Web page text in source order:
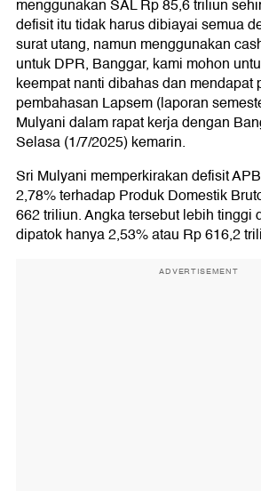
menggunakan SAL Rp 85,6 triliun
defisit itu tidak harus dibiayai semua
surat utang, namun menggunakan
untuk DPR, Banggar, kami mohon
keempat nanti dibahas dan mendapat
pembahasan Lapsem (laporan
Mulyani dalam rapat kerja dengan
Selasa (1/7/2025) kemarin.
Sri Mulyani memperkirakan defisit
2,78% terhadap Produk Domestik
662 triliun. Angka tersebut lebih tinggi
dipatok hanya 2,53% atau Rp 616,2
ADVERTISEMENT